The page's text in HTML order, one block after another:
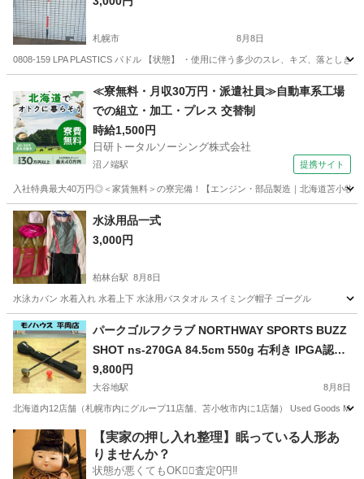
札幌市 8月8日
0808-159 LPA PLASTICS パドル 【状態】 ・使用に伴う多少のスレ、キズ、落とし
スポーツ パドル
≪寮無料・月収30万円・派遣社員≫自動車系工場
での組立・加工・プレス 交替制
時給1,500円
日研トータルソーシング株式会社
沼ノ端駅 提携サイト
入社特典最大40万円◎＜家賃無料＞の寮完備！【エンジン・部品製造｜北海道苫小牧
北海道 苫小牧市 沼ノ端駅
水泳用品一式
3,000円
柏林台駅 8月8日
水泳カバン 水着入れ 水着上下 水泳用バスタオル スイミング帽子 ゴーグル
北海道 河東郡 柏林台駅 水泳
パークゴルフクラブ NORTHWAY SPORTS BUZZ
SHOT ns-270GA 84.5cm 550g 右利き IPGA認定
ケース・ボール・ティー・マーク付属 札幌市 清田
区 平岡
9,800円
大谷地駅 8月8日
北海道内12店舗（札幌市内にグループ11店舗、苫小牧市内に1店舗） Used Goods
北海道 札幌市 大谷地駅 ゴルフ NORTHWAY
【実家の押し入れ整理】眠っている人形あ
りませんか？
状態が悪くてもOK🙆‍♀️査定0円‼️